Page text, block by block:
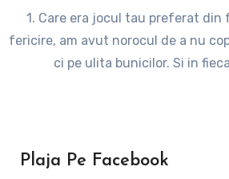
1. Care era jocul tau preferat din
fericire, am avut norocul de a nu
ci pe ulita bunicilor. Si in
Plaja Pe Facebook